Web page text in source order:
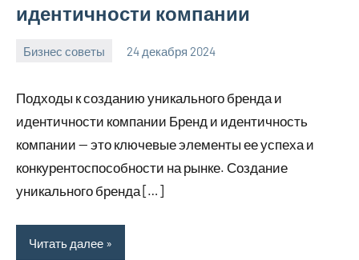
идентичности компании
Бизнес советы 24 декабря 2024
Подходы к созданию уникального бренда и
идентичности компании Бренд и идентичность
компании — это ключевые элементы ее успеха и
конкурентоспособности на рынке. Создание
уникального бренда […]
Читать далее